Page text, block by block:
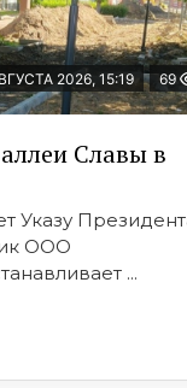
2026, 15:19 69
Славы в
Указу
ООО
...